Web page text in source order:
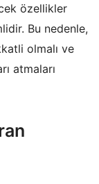
özellikler
Bu nedenle,
olmalı ve
atmaları